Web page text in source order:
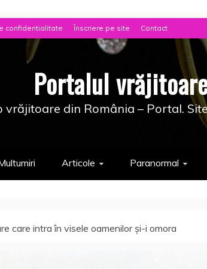
confidentialitate Înscriere pe site Contact
Portalul
vrăjitoare din România – Portal.
Articole Paranormal
care intra în visele oamenilor şi-i omora